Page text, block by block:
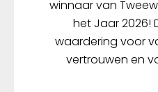
winnaar van
het Jaar 2026!
waardering voor
vertrouwen en